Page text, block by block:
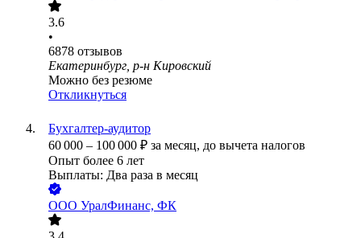
3.6
•
6878 отзывов
Екатеринбург, р-н Кировский
Можно без резюме
Откликнуться
Бухгалтер-аудитор
60 000 – 100 000 ₽ за месяц, до вычета налогов
Опыт более 6 лет
Выплаты: Два раза в месяц
ООО УралФинанс, ФК